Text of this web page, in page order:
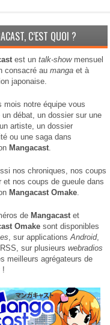
C’EST QUOI ?
est un talk-showmensuel
consacré au manga et à
japonaise.
mois notre équipe vous
un débat, un dossier sur une
artiste, un dossier
ou une saga dans
Mangacast.
nos chroniques, nos coups
nos coups de gueule dans
Mangacast Omake.
de Mangacastet
Omake sont disponibles
, sur applicationsAndroid,
, sur plusieurs webradios
meilleurs agrégateurs de
!